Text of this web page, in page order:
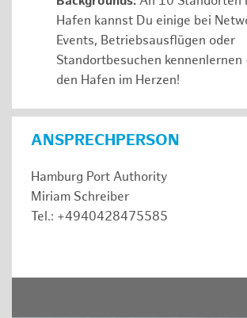
Hafen kannst Du einige bei
Events, Betriebsausflügen oder
Standortbesuchen
den Hafen im Herzen!
ANSPRECHPERSON
Hamburg Port Authority
Miriam Schreiber
Tel.: +4940428475585